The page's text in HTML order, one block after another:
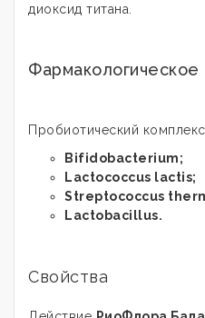
диоксид титана.
Фармакологическое
Пробиотический
Bifidobacterium;
Lactococcus lactis;
Streptococcus
Lactobacillus.
Свойства